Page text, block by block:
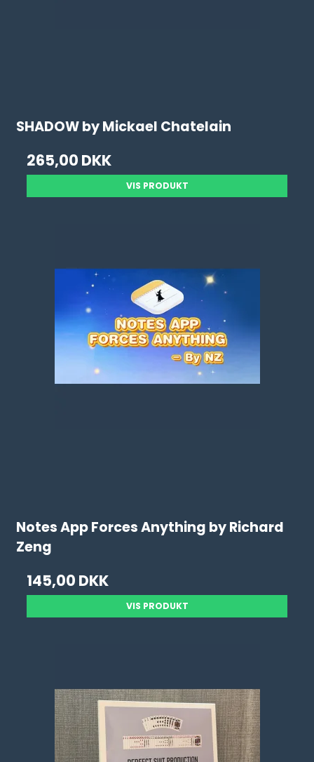
SHADOW by Mickael Chatelain
265,00 DKK
VIS PRODUKT
Notes App Forces Anything by Richard
Zeng
145,00 DKK
VIS PRODUKT